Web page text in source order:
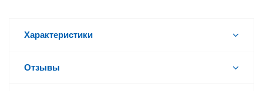
Характеристики
Отзывы